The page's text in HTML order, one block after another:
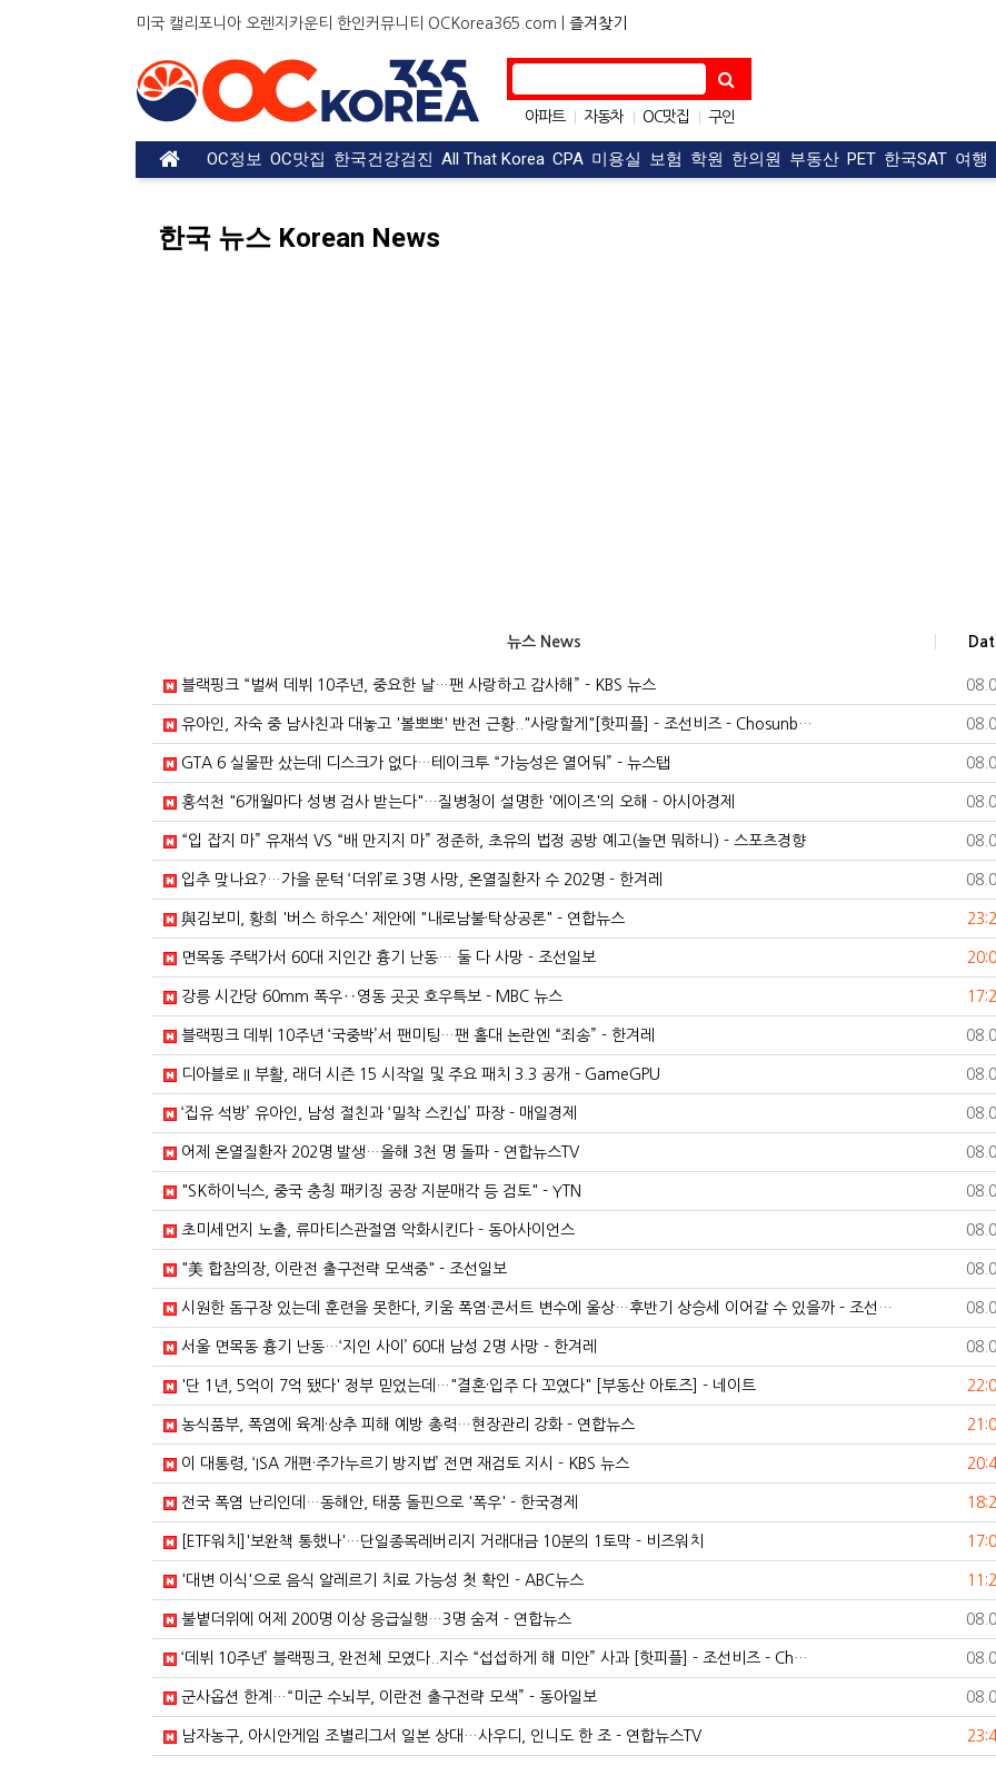
미국 캘리포니아 오렌지카운티 한인커뮤니티 OCKorea365.com | 즐겨찾기
아파트 자동차 OC맛집 구인
| 한식 | 구직
OC정보 OC맛집 한국건강검진 All That Korea CPA 미용실 보험 학원 한의원 부동산 PET 한국SAT 여행
한국 뉴스 Korean News
뉴스 News
블랙핑크 “벌써 데뷔 10주년, 중요한 날…팬 사랑하고 감사해” - KBS 뉴스
유아인, 자숙 중 남사친과 대놓고 '볼뽀뽀' 반전 근황.."사랑할게"[핫피플] - 조선비즈 - Chosunb…
GTA 6 실물판 샀는데 디스크가 없다…테이크투 “가능성은 열어둬” - 뉴스탭
홍석천 "6개월마다 성병 검사 받는다"…질병청이 설명한 '에이즈'의 오해 - 아시아경제
“입 잡지 마” 유재석 VS “배 만지지 마” 정준하, 초유의 법정 공방 예고(놀면 뭐하니) - 스포츠경향
입추 맞나요?…가을 문턱 ‘더위’로 3명 사망, 온열질환자 수 202명 - 한겨레
與김보미, 황희 '버스 하우스' 제안에 "내로남불·탁상공론" - 연합뉴스
면목동 주택가서 60대 지인간 흉기 난동… 둘 다 사망 - 조선일보
강릉 시간당 60mm 폭우‥영동 곳곳 호우특보 - MBC 뉴스
블랙핑크 데뷔 10주년 ‘국중박’서 팬미팅…팬 홀대 논란엔 “죄송” - 한겨레
디아블로 II 부활, 래더 시즌 15 시작일 및 주요 패치 3.3 공개 - GameGPU
‘집유 석방’ 유아인, 남성 절친과 ‘밀착 스킨십’ 파장 - 매일경제
어제 온열질환자 202명 발생…올해 3천 명 돌파 - 연합뉴스TV
"SK하이닉스, 중국 충칭 패키징 공장 지분매각 등 검토" - YTN
초미세먼지 노출, 류마티스관절염 악화시킨다 - 동아사이언스
"美 합참의장, 이란전 출구전략 모색중" - 조선일보
시원한 돔구장 있는데 훈련을 못한다, 키움 폭염·콘서트 변수에 울상…후반기 상승세 이어갈 수 있을까 - 조선…
서울 면목동 흉기 난동…‘지인 사이’ 60대 남성 2명 사망 - 한겨레
'단 1년, 5억이 7억 됐다' 정부 믿었는데…"결혼·입주 다 꼬였다" [부동산 아토즈] - 네이트
농식품부, 폭염에 육계·상추 피해 예방 총력…현장관리 강화 - 연합뉴스
이 대통령, ‘ISA 개편·주가누르기 방지법’ 전면 재검토 지시 - KBS 뉴스
전국 폭염 난리인데…동해안, 태풍 돌핀으로 '폭우' - 한국경제
[ETF워치]'보완책 통했나'…단일종목레버리지 거래대금 10분의 1토막 - 비즈워치
'대변 이식'으로 음식 알레르기 치료 가능성 첫 확인 - ABC뉴스
불볕더위에 어제 200명 이상 응급실행…3명 숨져 - 연합뉴스
‘데뷔 10주년’ 블랙핑크, 완전체 모였다..지수 “섭섭하게 해 미안” 사과 [핫피플] - 조선비즈 - Ch…
군사옵션 한계…“미군 수뇌부, 이란전 출구전략 모색” - 동아일보
남자농구, 아시안게임 조별리그서 일본 상대…사우디, 인니도 한 조 - 연합뉴스TV